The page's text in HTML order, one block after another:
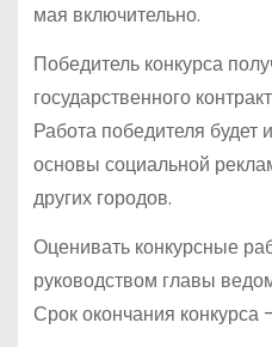
мая включительно.
Победитель конкурса
государственного
Работа победителя будет
основы социальной
других городов.
Оценивать конкурсные
руководством главы
Срок окончания конкурса